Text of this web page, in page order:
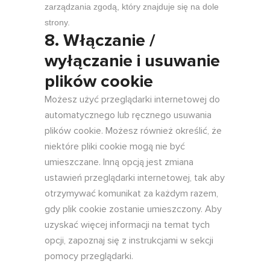
zarządzania zgodą, który znajduje się na dole
strony.
8. Włączanie /
wyłączanie i usuwanie
plików cookie
Możesz użyć przeglądarki internetowej do
automatycznego lub ręcznego usuwania
plików cookie. Możesz również określić, że
niektóre pliki cookie mogą nie być
umieszczane. Inną opcją jest zmiana
ustawień przeglądarki internetowej, tak aby
otrzymywać komunikat za każdym razem,
gdy plik cookie zostanie umieszczony. Aby
uzyskać więcej informacji na temat tych
opcji, zapoznaj się z instrukcjami w sekcji
pomocy przeglądarki.